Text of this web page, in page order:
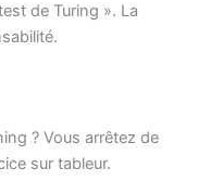
de Turing ». La
? Vous arrêtez de
sur tableur.